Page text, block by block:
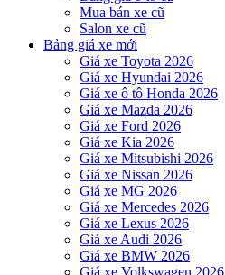
Mua bán xe cũ
Salon xe cũ
Bảng giá xe mới
Giá xe Toyota 2026
Giá xe Hyundai 2026
Giá xe ô tô Honda 2026
Giá xe Mazda 2026
Giá xe Ford 2026
Giá xe Kia 2026
Giá xe Mitsubishi 2026
Giá xe Nissan 2026
Giá xe MG 2026
Giá xe Mercedes 2026
Giá xe Lexus 2026
Giá xe Audi 2026
Giá xe BMW 2026
Giá xe Volkswagen 2026